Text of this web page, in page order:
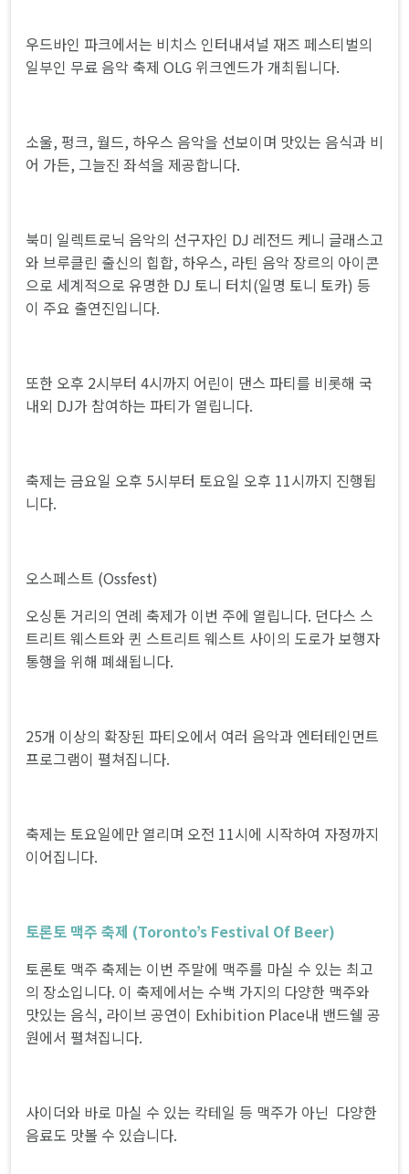
우드바인 파크에서는 비치스 인터내셔널 재즈 페스티벌의
일부인 무료 음악 축제 OLG 위크엔드가 개최됩니다.
소울, 펑크, 월드, 하우스 음악을 선보이며 맛있는 음식과 비
어 가든, 그늘진 좌석을 제공합니다.
북미 일렉트로닉 음악의 선구자인 DJ 레전드 케니 글래스고
와 브루클린 출신의 힙합, 하우스, 라틴 음악 장르의 아이콘
으로 세계적으로 유명한 DJ 토니 터치(일명 토니 토카) 등
이 주요 출연진입니다.
또한 오후 2시부터 4시까지 어린이 댄스 파티를 비롯해 국
내외 DJ가 참여하는 파티가 열립니다.
축제는 금요일 오후 5시부터 토요일 오후 11시까지 진행됩
니다.
오스페스트 (Ossfest)
오싱톤 거리의 연례 축제가 이번 주에 열립니다. 던다스 스
트리트 웨스트와 퀸 스트리트 웨스트 사이의 도로가 보행자
통행을 위해 폐쇄됩니다.
25개 이상의 확장된 파티오에서 여러 음악과 엔터테인먼트
프로그램이 펼쳐집니다.
축제는 토요일에만 열리며 오전 11시에 시작하여 자정까지
이어집니다.
토론토 맥주 축제 (Toronto’s Festival Of Beer)
토론토 맥주 축제는 이번 주말에 맥주를 마실 수 있는 최고
의 장소입니다. 이 축제에서는 수백 가지의 다양한 맥주와
맛있는 음식, 라이브 공연이 Exhibition Place내 밴드쉘 공
원에서 펼쳐집니다.
사이더와 바로 마실 수 있는 칵테일 등 맥주가 아닌 다양한
음료도 맛볼 수 있습니다.